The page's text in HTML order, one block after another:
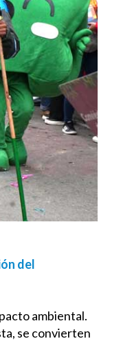
del
ambiental.
se convierten